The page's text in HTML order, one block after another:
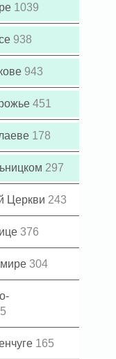
1039
938
943
451
178
297
Церкви 243
376
304
165